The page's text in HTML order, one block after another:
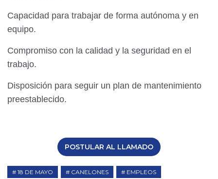
Capacidad para trabajar de forma autónoma y en
equipo.
Compromiso con la calidad y la seguridad en el
trabajo.
Disposición para seguir un plan de mantenimiento
preestablecido.
POSTULAR AL LLAMADO
18 DE MAYO CANELONES
EMPLEOS